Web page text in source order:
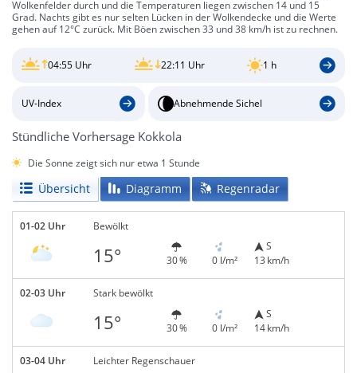
Wolkenfelder durch und die Temperaturen liegen zwischen 14 und 15
Grad. Nachts gibt es nur selten Lücken in der Wolkendecke und die Werte
gehen auf 12°C zurück. Mit Böen zwischen 33 und 38 km/h ist zu rechnen.
04:55 Uhr 22:11 Uhr 1 h
UV-Index Abnehmende Sichel
Stündliche Vorhersage Kokkola
Die Sonne zeigt sich nur etwa 1 Stunde
Übersicht Diagramm Regenradar
01-02 Uhr Bewölkt
15° 30 % 0 l/m²
S
13 km/h
02-03 Uhr Stark bewölkt
15° 30 % 0 l/m²
S
14 km/h
03-04 Uhr Leichter Regenschauer